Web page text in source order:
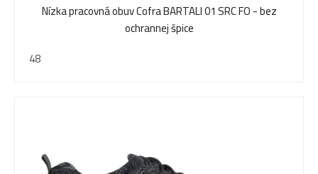
Nízka pracovná obuv Cofra BARTALI 01 SRC FO - bez
ochrannej špice
48